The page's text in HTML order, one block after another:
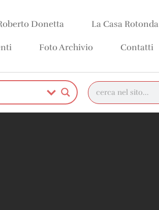
Donetta La Casa Rotonda
Foto Archivio Contatti